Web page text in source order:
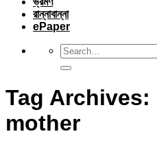
রান্নাবান্না
ePaper
Tag Archives:
mother